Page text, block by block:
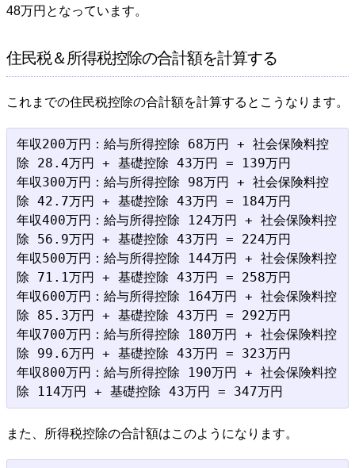
48万円となっています。
住民税＆所得税控除の合計額を計算する
これまでの住民税控除の合計額を計算するとこうなります。
年収200万円：給与所得控除 68万円 + 社会保険料控
除 28.4万円 + 基礎控除 43万円 = 139万円
年収300万円：給与所得控除 98万円 + 社会保険料控
除 42.7万円 + 基礎控除 43万円 = 184万円
年収400万円：給与所得控除 124万円 + 社会保険料控
除 56.9万円 + 基礎控除 43万円 = 224万円
年収500万円：給与所得控除 144万円 + 社会保険料控
除 71.1万円 + 基礎控除 43万円 = 258万円
年収600万円：給与所得控除 164万円 + 社会保険料控
除 85.3万円 + 基礎控除 43万円 = 292万円
年収700万円：給与所得控除 180万円 + 社会保険料控
除 99.6万円 + 基礎控除 43万円 = 323万円
年収800万円：給与所得控除 190万円 + 社会保険料控
また、所得税控除の合計額はこのようになります。